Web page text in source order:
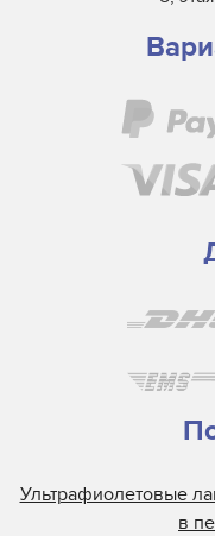
Ультрафиолетовые
в